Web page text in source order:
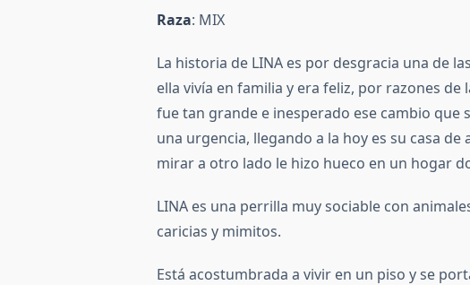
Raza: MIX
La historia de LINA es por desgracia una de
ella vivía en familia y era feliz, por razones de
fue tan grande e inesperado ese cambio que
una urgencia, llegando a la hoy es su casa
mirar a otro lado le hizo hueco en un hogar
LINA es una perrilla muy sociable con
caricias y mimitos.
Está acostumbrada a vivir en un piso y se